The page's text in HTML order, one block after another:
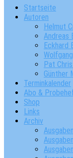
Startseite
Autoren
Helmut
Andreas
Eckhard
Pat
Günther
Terminkalender
Abo &
Shop
Links
Archiv